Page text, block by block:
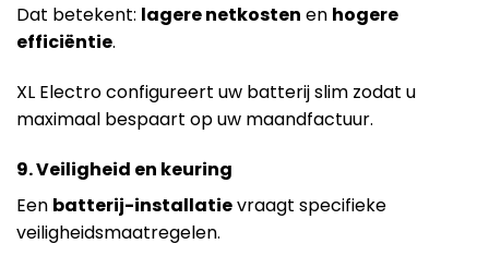
Dat betekent: lagere netkosten en hogere
efficiëntie.
XL Electro configureert uw batterij slim zodat u
maximaal bespaart op uw maandfactuur.
9. Veiligheid en keuring
Een batterij-installatievraagt specifieke
veiligheidsmaatregelen.